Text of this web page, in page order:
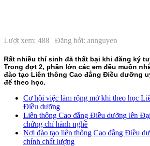
Lượt xem: 488 | Đăng bởi: annguyen
Rất nhiều thí sinh đã thất bại khi đăng ký
Trong đợt 2, phần lớn các em đều muốn
đào tạo Liên thông Cao đẳng Điều dưỡng
để theo học.
Cơ hội việc làm rộng mở khi theo học
Điều dưỡng
Liên thông Cao đẳng Điều dưỡng lên
chứng chỉ hành nghề
Nơi đào tạo liên thông Cao đẳng Điều
chính chất lượng